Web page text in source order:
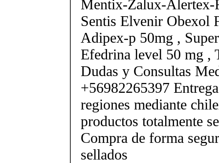
Mentix-Zalux-Alertex-
Sentis Elvenir Obexol
Adipex-p 50mg ,
Efedrina level 50 mg ,
Dudas y Consultas
+56982265397
regiones mediante
productos totalmente
Compra de forma
sellados